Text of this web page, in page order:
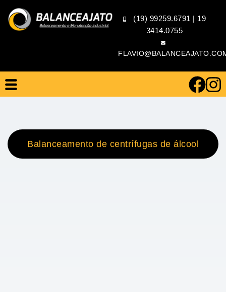
(19) 99259.6791 | 19
3414.0755
Balanceamento de centrífugas de álcool